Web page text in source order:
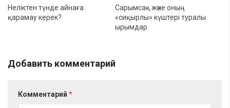
Неліктен түнде айнаға
қарамау керек?
Сарымсақ және оның
«сиқырлы» күштері туралы
ырымдар
Добавить комментарий
Комментарий *